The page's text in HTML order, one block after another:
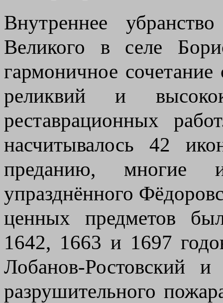
Внутреннее
Великого в селе
гармоничное
реликвий и
реставрационных
насчитывалось 42
преданию, многие
упразднённого
ценных предметов
1642, 1663 и 1697
Лобанов-Ростовский
разрушительного